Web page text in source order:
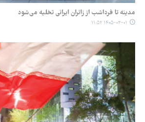
مدینه تا فرداشب از زائران ایرانی تخلیه می‌شود
۱۴۰۵-۰۳-۰۱ ۱۱:۵۲